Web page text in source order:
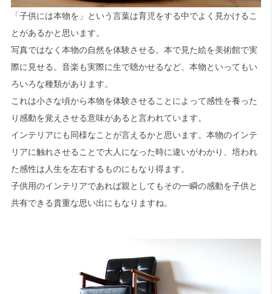
検索
「子供には本物を」という言葉は育児をする中でよく見かけるこ
とがあるかと思います。
写真ではなく本物の自然を体験させる。本で見た絵を美術館で実
際に見せる。音楽も実際に生で聴かせるなど、本物といってもい
ろいろな種類があります。
これは小さな頃から本物を体験させることによって感性を養った
り感動を覚えさせる意味があると言われています。
インテリアにも同様なことが言えるかと思います。本物のインテ
リアに触れさせることで大人になった時に違いがわかり、培われ
た感性は人生を左右するものにもなり得ます。
子供用のインテリアであれば親としてもその一瞬の感動を子供と
共有できる貴重な思い出にもなりますね。